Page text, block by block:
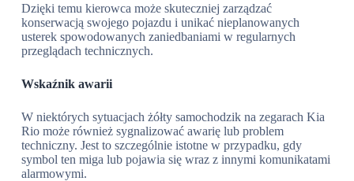
Dzięki temu kierowca może skuteczniej zarządzać
konserwacją swojego pojazdu i unikać nieplanowanych
usterek spowodowanych zaniedbaniami w regularnych
przeglądach technicznych.
Wskaźnik awarii
W niektórych sytuacjach żółty samochodzik na zegarach Kia
Rio może również sygnalizować awarię lub problem
techniczny. Jest to szczególnie istotne w przypadku, gdy
symbol ten miga lub pojawia się wraz z innymi komunikatami
alarmowymi.